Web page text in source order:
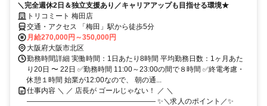
＼完全週休2日＆独立支援あり／キャリアアップも目指せる環境★
トリコミート 梅田店
交通・アクセス 「梅田」駅から徒歩5分
月給270,000円～350,000円
大阪府大阪市北区
勤務時間詳細 実働時間：1日あたり8時間 平均勤務日数：1ヶ月あた
り20日 〜 22日 ✅勤務時間 11:00～23:00の間で８時間 ✅終電考慮・
休憩１時間 始業が12:00なので、 朝の通...
仕事内容 ＼ ／ 店長が ゴールじゃない！ ／ ＼
―――――――――――――――――― ✨＼求人のポイント／✨